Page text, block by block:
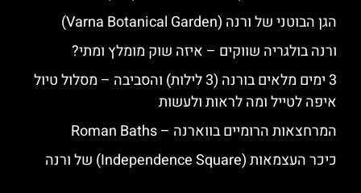
הגן הבוטני של ורנה (Varna Botanical Garden)
ורנה בולגריה שווקים – איזה שוק מומלץ ומתי?
3 ימים מלאים בורנה (3 לילות) והסביבה – מסלול טיול
איפה לטייל ומה לראות ולעשות
המרחצאות הרומיים בווארנה – Roman Baths
כיכר העצמאות (Independence Square) של ורנה